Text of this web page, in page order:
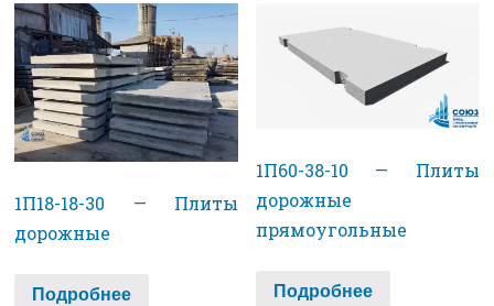
1П18-18-30 — Плиты
дорожные
Подробнее
1П60-38-10 — Плиты
дорожные
прямоугольные
Подробнее